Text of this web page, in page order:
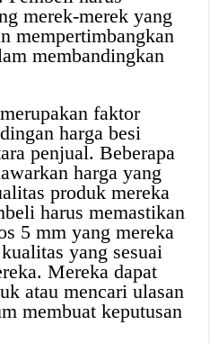
merek-merek yang
mempertimbangkan
membandingkan
faktor
harga besi
penjual. Beberapa
harga yang
produk mereka
harus memastikan
5 mm yang mereka
yang sesuai
Mereka dapat
atau mencari ulasan
membuat keputusan